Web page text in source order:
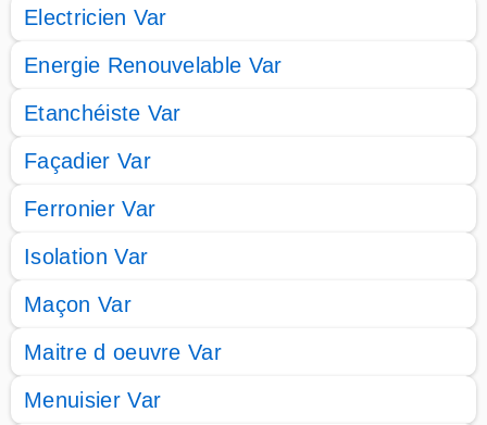
Electricien Var
Energie Renouvelable Var
Etanchéiste Var
Façadier Var
Ferronier Var
Isolation Var
Maçon Var
Maitre d oeuvre Var
Menuisier Var